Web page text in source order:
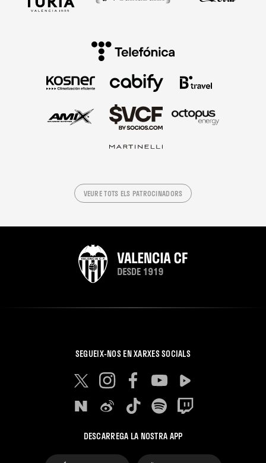
VEURE TOTS ELS PATROCINADORS
SEGUEIX-NOS EN XARXES SOCIALS
DESCARREGA LA NOSTRA APP